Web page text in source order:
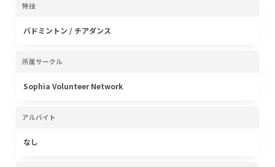
特技
バドミントン / チアダンス
所属サークル
Sophia Volunteer Network
アルバイト
なし